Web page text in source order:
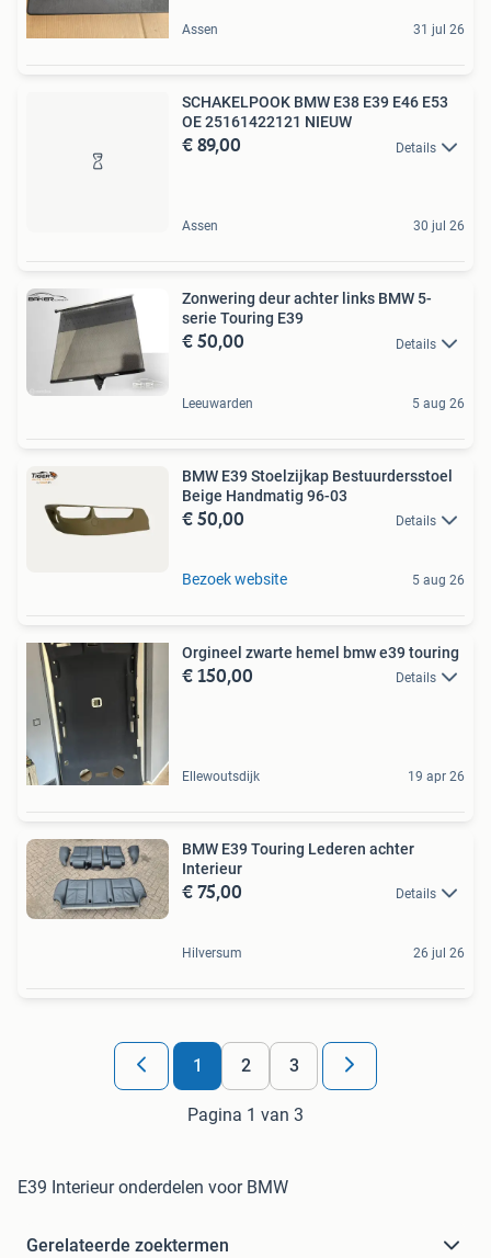
Assen 31 jul 26
SCHAKELPOOK BMW E38 E39 E46 E53
OE 25161422121 NIEUW
€ 89,00 Details
Assen 30 jul 26
Zonwering deur achter links BMW 5-
serie Touring E39
€ 50,00 Details
Leeuwarden 5 aug 26
BMW E39 Stoelzijkap Bestuurdersstoel
Beige Handmatig 96-03
€ 50,00 Details
Bezoek website 5 aug 26
Orgineel zwarte hemel bmw e39 touring
€ 150,00 Details
Ellewoutsdijk 19 apr 26
BMW E39 Touring Lederen achter
Interieur
€ 75,00 Details
Hilversum 26 jul 26
1 2 3
Pagina 1 van 3
E39 Interieur onderdelen voor BMW
Gerelateerde zoektermen